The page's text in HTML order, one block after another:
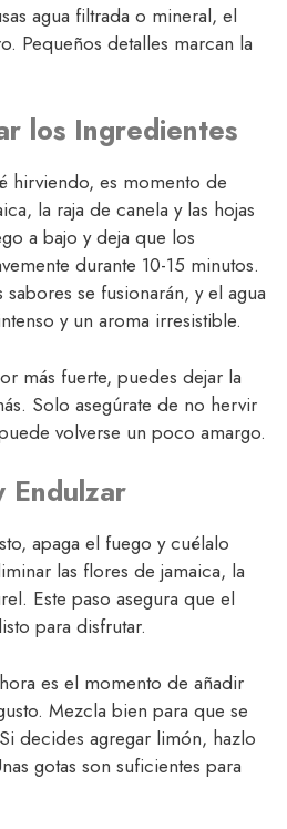
agua filtrada o mineral, el
Pequeños detalles marcan la
los Ingredientes
hirviendo, es momento de
la raja de canela y las hojas
a bajo y deja que los
durante 10-15 minutos.
se fusionarán, y el agua
y un aroma irresistible.
más fuerte, puedes dejar la
Solo asegúrate de no hervir
volverse un poco amargo.
Endulzar
apaga el fuego y cuélalo
las flores de jamaica, la
Este paso asegura que el
para disfrutar.
es el momento de añadir
Mezcla bien para que se
decides agregar limón, hazlo
gotas son suficientes para